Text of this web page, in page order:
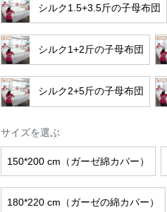
シルク1.5+3.5斤の子母布団
シルク1+2斤の子母布団
シルク2+5斤の子母布団
サイズを選ぶ
150*200 cm（ガーゼ綿カバー）
180*220 cm（ガーゼの綿カバー）